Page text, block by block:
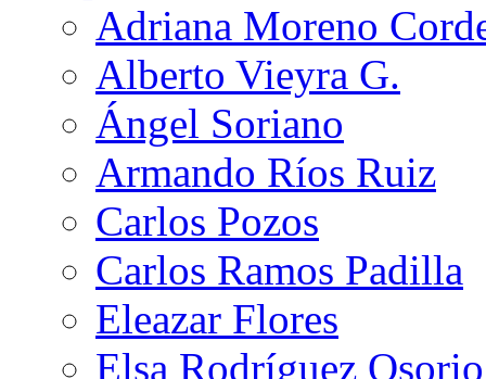
Adriana Moreno
Alberto Vieyra G.
Ángel Soriano
Armando Ríos Ruiz
Carlos Pozos
Carlos Ramos Padilla
Eleazar Flores
Elsa Rodríguez Osorio